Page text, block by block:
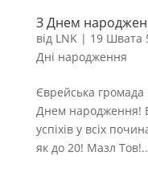
З Днем
від LNK| 19 Швата
Дні народження
Єврейська громада
Днем народження!
успіхів у всіх
як до 20! Мазл